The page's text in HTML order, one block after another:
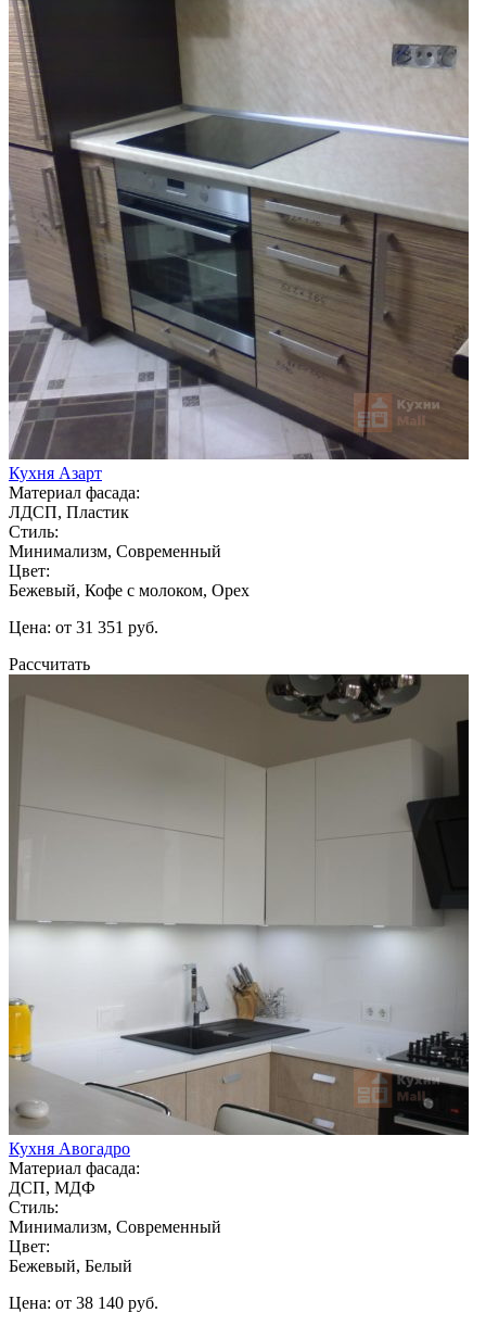
Кухня Азарт
Материал фасада:
ЛДСП, Пластик
Стиль:
Минимализм, Современный
Цвет:
Бежевый, Кофе с молоком, Орех
Цена: от 31 351 руб.
Рассчитать
Кухня Авогадро
Материал фасада:
ДСП, МДФ
Стиль:
Минимализм, Современный
Цвет:
Бежевый, Белый
Цена: от 38 140 руб.